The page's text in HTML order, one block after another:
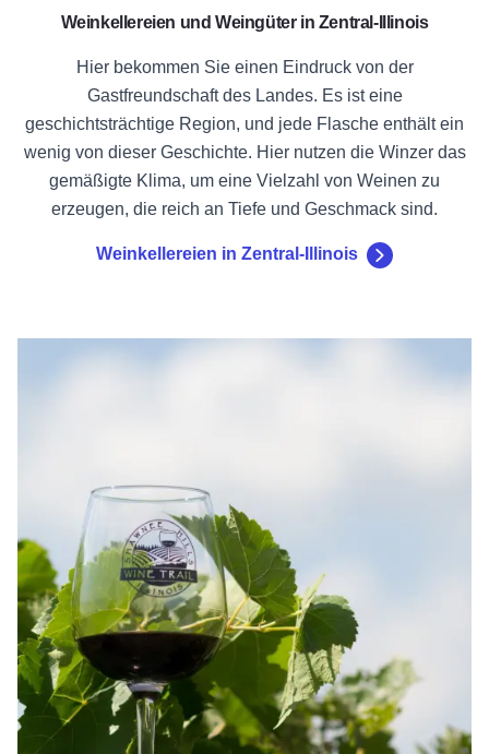
Weinkellereien und Weingüter in Zentral-Illinois
Hier bekommen Sie einen Eindruck von der
Gastfreundschaft des Landes. Es ist eine
geschichtsträchtige Region, und jede Flasche enthält ein
wenig von dieser Geschichte. Hier nutzen die Winzer das
gemäßigte Klima, um eine Vielzahl von Weinen zu
erzeugen, die reich an Tiefe und Geschmack sind.
Weinkellereien in Zentral-Illinois